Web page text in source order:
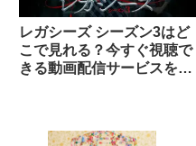
レガシーズ シーズン3はど
こで見れる？今すぐ視聴で
きる動画配信サービスを紹